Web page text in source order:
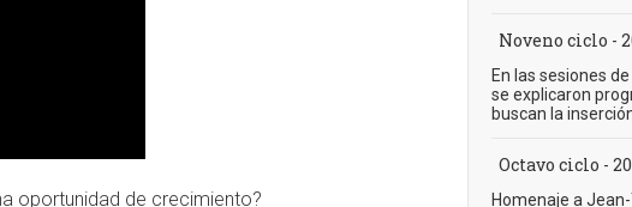
oportunidad de crecimiento?
Noveno ciclo -
En las sesiones
se explicaron
buscan la
Octavo ciclo -
Homenaje a